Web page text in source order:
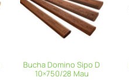
Bucha Domino Sipo D
10×750/28 Mau